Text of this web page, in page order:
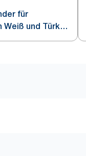
für
Weiß und Türkis